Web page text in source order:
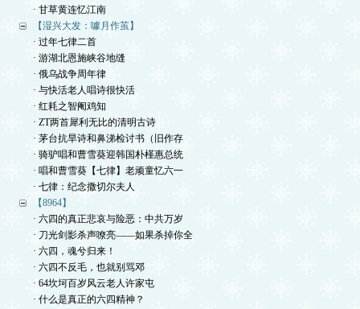
· 甘草黄连忆江南
【湿兴大发：噱月作茧】
· 过年七律二首
· 游湖北恩施峡谷地缝
· 俄乌战争周年律
· 与快活老人唱诗很快活
· 红耗之智阉鸡知
· ZT两首犀利无比的清明古诗
· 茅台抗旱诗和鼻涕检讨书（旧作存
· 骑驴唱和曹雪葵迎韩国朴槿惠总统
· 唱和曹雪葵【七律】老顽童忆六一
· 七律：纪念撒切尔夫人
【8964】
· 六四的真正悲哀与险恶：中共万岁
· 刀光剑影杀声嘹亮——如果杀掉你全
· 六四，魂兮归来！
· 六四不反毛，也就别骂邓
· 64坎坷百岁风云老人许家屯
· 什么是真正的六四精神？